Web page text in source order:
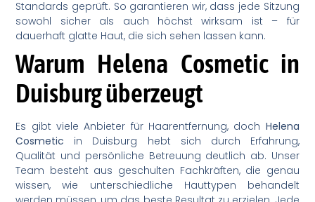
Standards geprüft. So garantieren wir, dass jede Sitzung
sowohl sicher als auch höchst wirksam ist – für
dauerhaft glatte Haut, die sich sehen lassen kann.
Warum Helena Cosmetic in
Duisburg überzeugt
Es gibt viele Anbieter für Haarentfernung, doch Helena
Cosmetic in Duisburg hebt sich durch Erfahrung,
Qualität und persönliche Betreuung deutlich ab. Unser
Team besteht aus geschulten Fachkräften, die genau
wissen, wie unterschiedliche Hauttypen behandelt